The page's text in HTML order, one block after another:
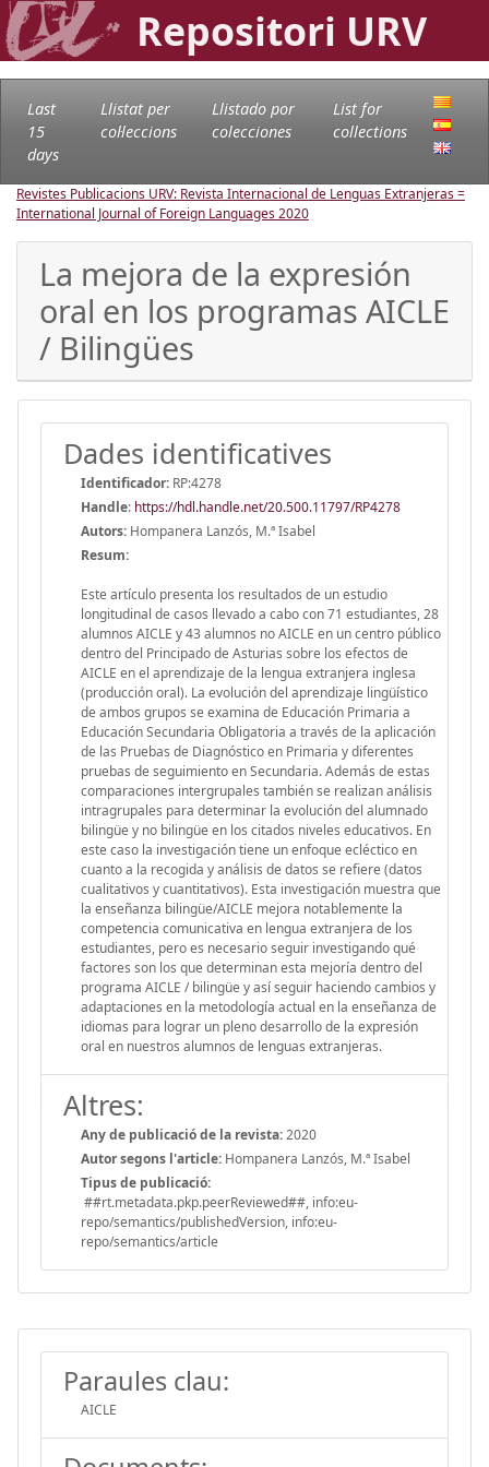
Repositori URV
Last
15
days
Llistat per
col·leccions
Llistado por
colecciones
List for
collections
Revistes Publicacions URV: Revista Internacional de Lenguas Extranjeras =
International Journal of Foreign Languages2020
La mejora de la expresión
oral en los programas AICLE
/ Bilingües
Dades identificatives
Identificador: RP:4278
Handle: https://hdl.handle.net/20.500.11797/RP4278
Autors: Hompanera Lanzós, M.ª Isabel
Resum:
Este artículo presenta los resultados de un estudio
longitudinal de casos llevado a cabo con 71 estudiantes, 28
alumnos AICLE y 43 alumnos no AICLE en un centro público
dentro del Principado de Asturias sobre los efectos de
AICLE en el aprendizaje de la lengua extranjera inglesa
(producción oral). La evolución del aprendizaje lingüístico
de ambos grupos se examina de Educación Primaria a
Educación Secundaria Obligatoria a través de la aplicación
de las Pruebas de Diagnóstico en Primaria y diferentes
pruebas de seguimiento en Secundaria. Además de estas
comparaciones intergrupales también se realizan análisis
intragrupales para determinar la evolución del alumnado
bilingüe y no bilingüe en los citados niveles educativos. En
este caso la investigación tiene un enfoque ecléctico en
cuanto a la recogida y análisis de datos se refiere (datos
cualitativos y cuantitativos). Esta investigación muestra que
la enseñanza bilingüe/AICLE mejora notablemente la
competencia comunicativa en lengua extranjera de los
estudiantes, pero es necesario seguir investigando qué
factores son los que determinan esta mejoría dentro del
programa AICLE / bilingüe y así seguir haciendo cambios y
adaptaciones en la metodología actual en la enseñanza de
idiomas para lograr un pleno desarrollo de la expresión
oral en nuestros alumnos de lenguas extranjeras.
Altres:
Any de publicació de la revista:2020
Autor segons l'article: Hompanera Lanzós, M.ª Isabel
Tipus de publicació:
##rt.metadata.pkp.peerReviewed##, info:eu-
repo/semantics/publishedVersion, info:eu-
repo/semantics/article
Paraules clau:
AICLE